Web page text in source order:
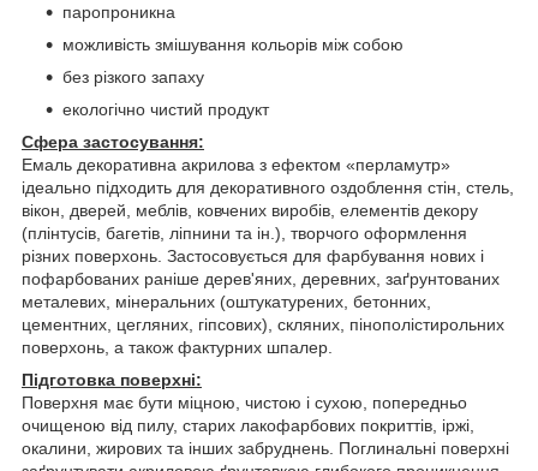
паропроникна
можливість змішування кольорів між собою
без різкого запаху
екологічно чистий продукт
Сфера застосування:
Емаль декоративна акрилова з ефектом «перламутр»
ідеально підходить для декоративного оздоблення стін, стель,
вікон, дверей, меблів, ковчених виробів, елементів декору
(плінтусів, багетів, ліпнини та ін.), творчого оформлення
різних поверхонь. Застосовується для фарбування нових і
пофарбованих раніше дерев'яних, деревних, заґрунтованих
металевих, мінеральних (оштукатурених, бетонних,
цементних, цегляних, гіпсових), скляних, пінополістирольних
поверхонь, а також фактурних шпалер.
Підготовка поверхні:
Поверхня має бути міцною, чистою і сухою, попередньо
очищеною від пилу, старих лакофарбових покриттів, іржі,
окалини, жирових та інших забруднень. Поглинальні поверхні